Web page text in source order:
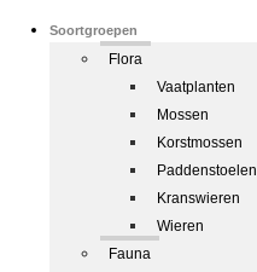
Soortgroepen
Flora
Vaatplanten
Mossen
Korstmossen
Paddenstoelen
Kranswieren
Wieren
Fauna